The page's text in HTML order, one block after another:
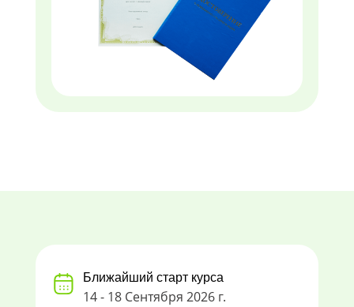
Ближайший старт курса
14 - 18 Сентября 2026 г.